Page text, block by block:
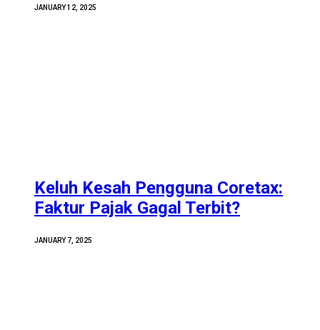
JANUARY 12, 2025
Keluh Kesah Pengguna Coretax:
Faktur Pajak Gagal Terbit?
JANUARY 7, 2025